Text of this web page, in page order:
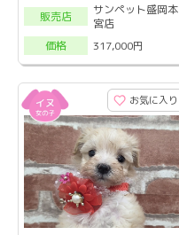
販売店
サンペット盛岡本
宮店
価格
317,000円
お気に入り